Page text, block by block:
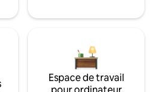
Espace de travail